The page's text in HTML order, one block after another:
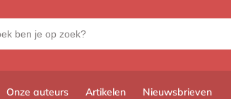
Onze auteurs Artikelen Nieuwsbrieven